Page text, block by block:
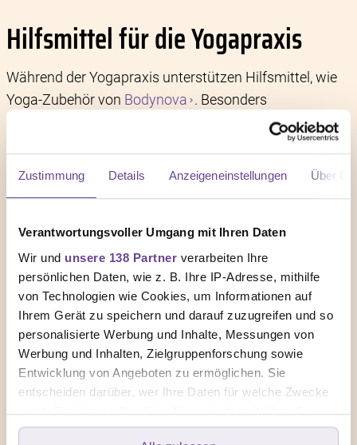
Zustimmung Details Anzeigeneinstellungen Über
Verantwortungsvoller Umgang mit Ihren Daten
Wir und unsere 138 Partner verarbeiten Ihre
persönlichen Daten, wie z. B. Ihre IP-Adresse, mithilfe
von Technologien wie Cookies, um Informationen auf
Ihrem Gerät zu speichern und darauf zuzugreifen und so
personalisierte Werbung und Inhalte, Messungen von
Werbung und Inhalten, Zielgruppenforschung sowie
Entwicklung von Angeboten zu ermöglichen. Sie
entscheiden darüber, wer Ihre Daten für welche Zwecke
nutzt. Sie können Ihre Einwilligung jederzeit über die
Cookie-Erklärung oder durch Klicken auf das Privacy
Hilfsmittel für die Yogapraxis
Während der Yogapraxis unterstützen Hilfsmittel, wie
Yoga-Zubehör von Bodynova . Besonders
extra dicke Yogamatten , die gut
polstern und dämpfen. Bei einer bequemen Sitzhaltung,
ein Yogablock hilft, Yoga-Haltungen zu stabilisieren
verhindert ein “Hineinzwängen” in eine Position
einYogatuch
stabilisiert die Haltung auf der Matte, falls
die Hände schwitzig werden
Augenkissen helfen bei der Entspannung
Yoga-Equipment hilft, die eigenen Grenzen nicht zu
überschreiten. Fühlt sich eine Yoga-Haltung wackelig